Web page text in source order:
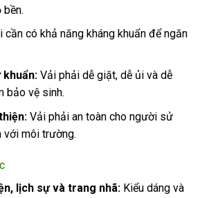
cần có khả năng kháng khuẩn để ngăn
khuẩn:Vải phải dễ giặt, dễ ủi và dễ
bảo vệ sinh.
Vải phải an toàn cho người sử
với môi trường.
lịch sự và trang nhã: Kiểu dáng và